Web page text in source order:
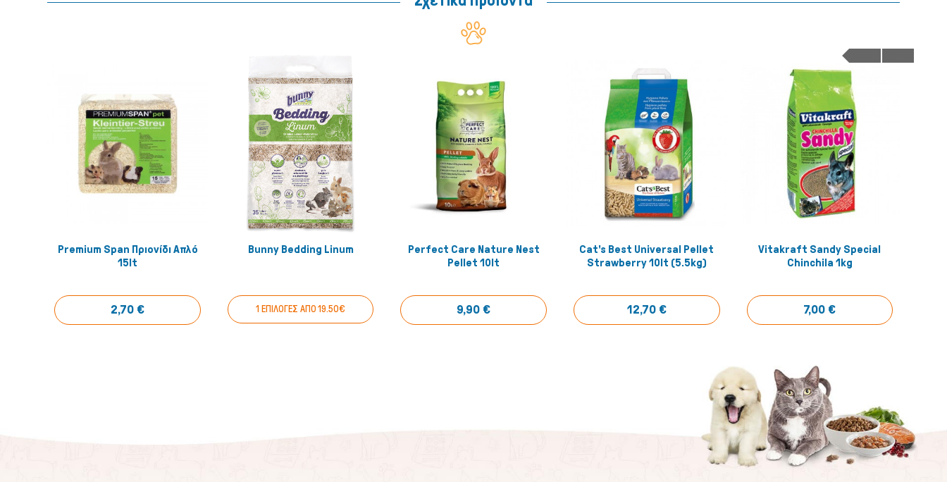
Αγόρασέ το!
Premium Span Πριονίδι Απλό
15lt
2,70 €
Αγόρασέ το!
Bunny Bedding Linum
1 ΕΠΙΛΟΓΕΣ ΑΠΟ 19.50€
Αγόρασέ το!
Perfect Care Nature Nest
Pellet 10lt
9,90 €
Αγόρασέ το!
Cat's Best Universal Pellet
Strawberry 10lt (5.5kg)
12,70 €
Αγόρασέ το!
Vitakraft Sandy Special
Chinchila 1kg
7,00 €